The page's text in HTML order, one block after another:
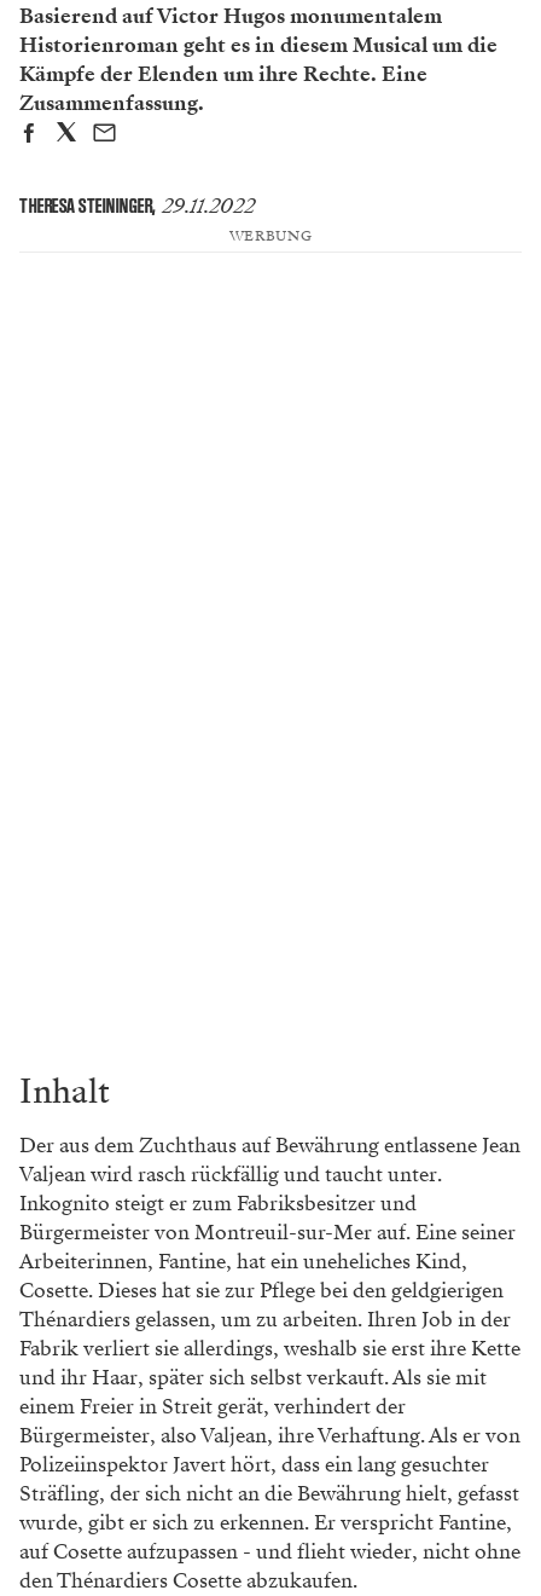
Basierend auf Victor Hugos monumentalem
Historienroman geht es in diesem Musical um die
Kämpfe der Elenden um ihre Rechte. Eine
Zusammenfassung.
THERESA STEININGER, 29.11.2022
WERBUNG
Inhalt
Der aus dem Zuchthaus auf Bewährung entlassene Jean
Valjean wird rasch rückfällig und taucht unter.
Inkognito steigt er zum Fabriksbesitzer und
Bürgermeister von Montreuil-sur-Mer auf. Eine seiner
Arbeiterinnen, Fantine, hat ein uneheliches Kind,
Cosette. Dieses hat sie zur Pflege bei den geldgierigen
Thénardiers gelassen, um zu arbeiten. Ihren Job in der
Fabrik verliert sie allerdings, weshalb sie erst ihre Kette
und ihr Haar, später sich selbst verkauft. Als sie mit
einem Freier in Streit gerät, verhindert der
Bürgermeister, also Valjean, ihre Verhaftung. Als er von
Polizeiinspektor Javert hört, dass ein lang gesuchter
Sträfling, der sich nicht an die Bewährung hielt, gefasst
wurde, gibt er sich zu erkennen. Er verspricht Fantine,
auf Cosette aufzupassen - und flieht wieder, nicht ohne
den Thénardiers Cosette abzukaufen.